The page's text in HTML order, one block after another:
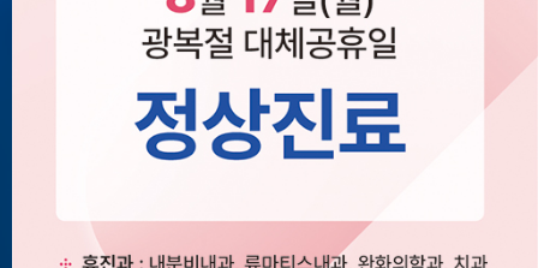
첫 진료 간편예약
처음 방문하시거나건강검진을 예약하신
고객님께, 상담원이 직접 전화를 드려 친절히
안내해 드립니다.